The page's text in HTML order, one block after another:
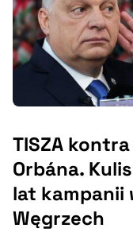
TISZA
Orbána.
lat kampanii
Węgrzech